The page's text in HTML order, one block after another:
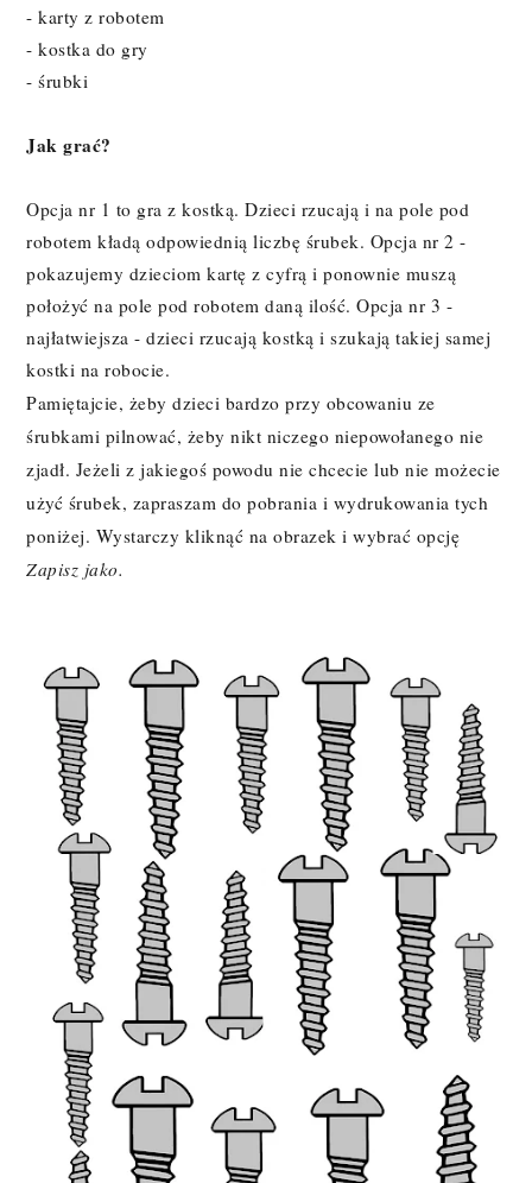
- karty z robotem
- kostka do gry
- śrubki
Jak grać?
Opcja nr 1 to gra z kostką. Dzieci rzucają i na pole pod
robotem kładą odpowiednią liczbę śrubek. Opcja nr 2 -
pokazujemy dzieciom kartę z cyfrą i ponownie muszą
położyć na pole pod robotem daną ilość. Opcja nr 3 -
najłatwiejsza - dzieci rzucają kostką i szukają takiej samej
kostki na robocie.
Pamiętajcie, żeby dzieci bardzo przy obcowaniu ze
śrubkami pilnować, żeby nikt niczego niepowołanego nie
zjadł. Jeżeli z jakiegoś powodu nie chcecie lub nie możecie
użyć śrubek, zapraszam do pobrania i wydrukowania tych
poniżej. Wystarczy kliknąć na obrazek i wybrać opcję
Zapisz jako.